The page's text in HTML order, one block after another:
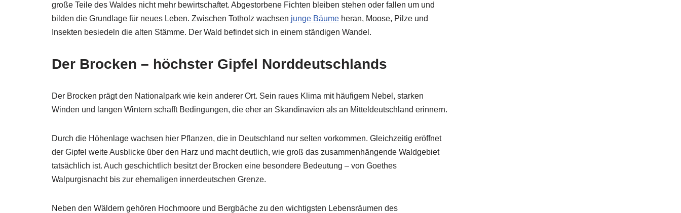
große Teile des Waldes nicht mehr bewirtschaftet. Abgestorbene Fichten bleiben stehen oder fallen um und
bilden die Grundlage für neues Leben. Zwischen Totholz wachsen junge Bäume heran, Moose, Pilze und
Insekten besiedeln die alten Stämme. Der Wald befindet sich in einem ständigen Wandel.
Der Brocken – höchster Gipfel Norddeutschlands
Der Brocken prägt den Nationalpark wie kein anderer Ort. Sein raues Klima mit häufigem Nebel, starken
Winden und langen Wintern schafft Bedingungen, die eher an Skandinavien als an Mitteldeutschland erinnern.
Durch die Höhenlage wachsen hier Pflanzen, die in Deutschland nur selten vorkommen. Gleichzeitig eröffnet
der Gipfel weite Ausblicke über den Harz und macht deutlich, wie groß das zusammenhängende Waldgebiet
tatsächlich ist. Auch geschichtlich besitzt der Brocken eine besondere Bedeutung – von Goethes
Walpurgisnacht bis zur ehemaligen innerdeutschen Grenze.
Neben den Wäldern gehören Hochmoore und Bergbäche zu den wichtigsten Lebensräumen des